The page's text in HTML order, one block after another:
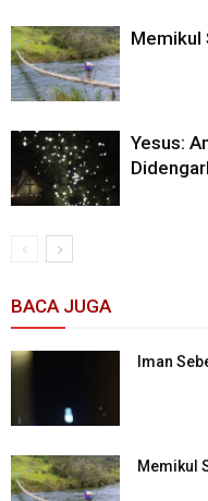
Memikul
Yesus:
BACA JUGA
Iman
Memikul